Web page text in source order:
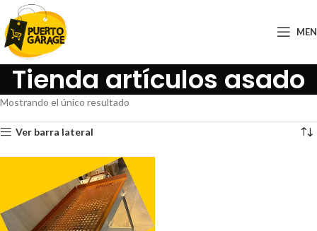
Tienda artículos asado
Mostrando el único resultado
Ver barra lateral